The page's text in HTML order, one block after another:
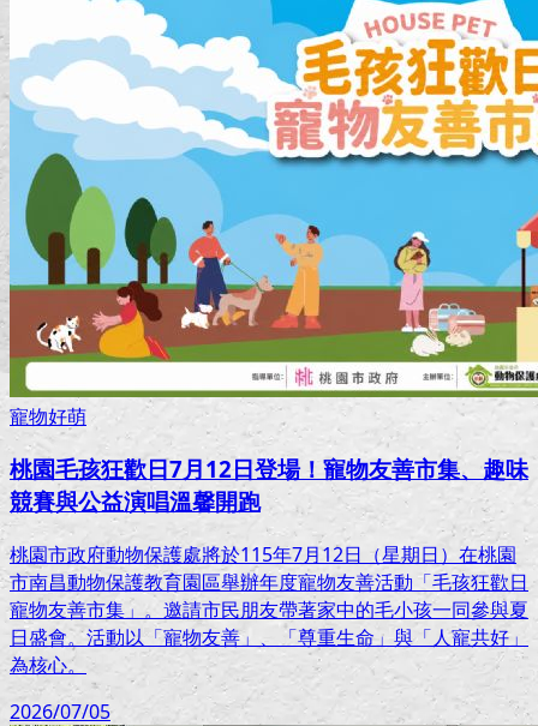
寵物好萌
桃園毛孩狂歡日7月12日登場！寵物友善市集、趣味
競賽與公益演唱溫馨開跑
桃園市政府動物保護處將於115年7月12日（星期日）在桃園
市南昌動物保護教育園區舉辦年度寵物友善活動「毛孩狂歡日
寵物友善市集」。邀請市民朋友帶著家中的毛小孩一同參與夏
日盛會。活動以「寵物友善」、「尊重生命」與「人寵共好」
為核心。
2026/07/05